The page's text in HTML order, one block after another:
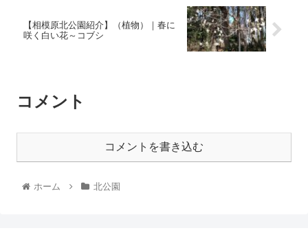
【相模原北公園紹介】（植物）｜春に
咲く白い花～コブシ
コメント
コメントを書き込む
ホーム 北公園